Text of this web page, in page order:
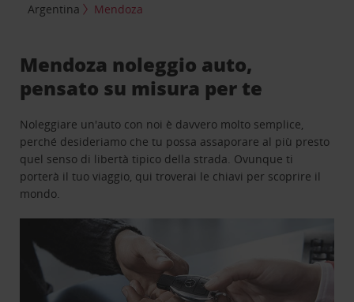
Argentina
Mendoza
Mendoza noleggio auto,
pensato su misura per te
Noleggiare un'auto con noi è davvero molto semplice,
perché desideriamo che tu possa assaporare al più presto
quel senso di libertà tipico della strada. Ovunque ti
porterà il tuo viaggio, qui troverai le chiavi per scoprire il
mondo.